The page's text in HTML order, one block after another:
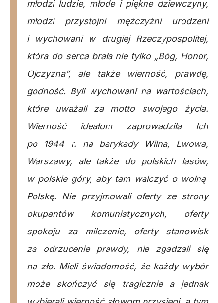
młodzi ludzie, młode i piękne dziewczyny,
młodzi przystojni mężczyźni urodzeni
i wychowani w drugiej Rzeczypospolitej,
która do serca brała nie tylko „Bóg, Honor,
Ojczyzna”, ale także wierność, prawdę,
godność. Byli wychowani na wartościach,
które uważali za motto swojego życia.
Wierność ideałom zaprowadziła Ich
po 1944 r. na barykady Wilna, Lwowa,
Warszawy, ale także do polskich lasów,
w polskie góry, aby tam walczyć o wolną
Polskę. Nie przyjmowali oferty ze strony
okupantów komunistycznych, oferty
spokoju za milczenie, oferty stanowisk
za odrzucenie prawdy, nie zgadzali się
na zło. Mieli świadomość, że każdy wybór
może skończyć się tragicznie a jednak